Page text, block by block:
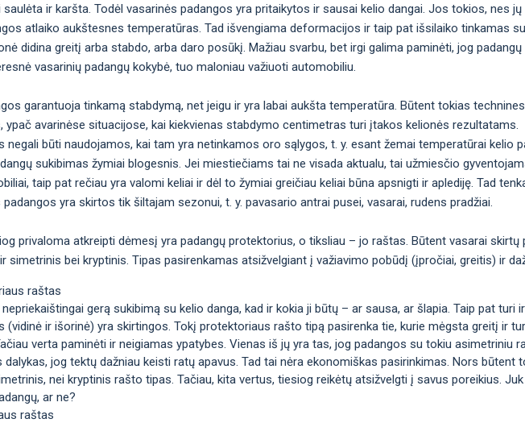
ir karšta. Todėl vasarinės padangos yra pritaikytos ir sausai kelio dangai. Jos tokios, nes
atlaiko aukštesnes temperatūras. Tad išvengiama deformacijos ir taip pat išsilaiko tinkamas
didina greitį arba stabdo, arba daro posūkį. Mažiau svarbu, bet irgi galima paminėti, jog
vasarinių padangų kokybė, tuo maloniau važiuoti automobiliu.
garantuoja tinkamą stabdymą, net jeigu ir yra labai aukšta temperatūra. Būtent tokias
ypač avarinėse situacijose, kai kiekvienas stabdymo centimetras turi įtakos kelionės rezultatams.
būti naudojamos, kai tam yra netinkamos oro sąlygos, t. y. esant žemai temperatūrai kelio
sukibimas žymiai blogesnis. Jei miestiečiams tai ne visada aktualu, tai užmiesčio
taip pat rečiau yra valomi keliai ir dėl to žymiai greičiau keliai būna apsnigti ir aplediję. Tad
yra skirtos tik šiltajam sezonui, t. y. pavasario antrai pusei, vasarai, rudens pradžiai.
privaloma atkreipti dėmesį yra padangų protektorius, o tiksliau – jo raštas. Būtent vasarai skirtų
bei kryptinis. Tipas pasirenkamas atsižvelgiant į važiavimo pobūdį (įpročiai, greitis) ir
raštas
gerą sukibimą su kelio danga, kad ir kokia ji būtų – ar sausa, ar šlapia. Taip pat turi
(vidinė ir išorinė) yra skirtingos. Tokį protektoriaus rašto tipą pasirenka tie, kurie mėgsta greitį ir
verta paminėti ir neigiamas ypatybes. Vienas iš jų yra tas, jog padangos su tokiu asimetriniu
dalykas, jog tektų dažniau keisti ratų apavus. Tad tai nėra ekonomiškas pasirinkimas. Nors būtent
nei kryptinis rašto tipas. Tačiau, kita vertus, tiesiog reikėtų atsižvelgti į savus poreikius.
ar ne?
raštas